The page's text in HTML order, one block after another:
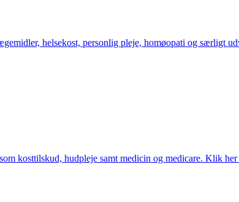
helsekost, personlig pleje, homøopati og særligt
kosttilskud, hudpleje samt medicin og medicare. Klik her